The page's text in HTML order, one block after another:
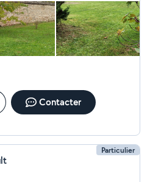
Contacter
Particulier